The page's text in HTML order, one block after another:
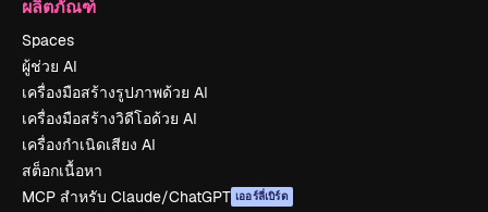
ผลิตภัณฑ์
Spaces
ผู้ช่วย AI
เครื่องมือสร้างรูปภาพด้วย AI
เครื่องมือสร้างวิดีโอด้วย AI
เครื่องกำเนิดเสียง AI
สต็อกเนื้อหา
MCP สำหรับ Claude/ChatGPT เออร์ลี่เบิร์ด